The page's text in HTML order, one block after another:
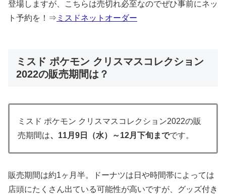
登場しますが、こちらは売切れ必至なのでぜひ事前にネッ
ト予約を！⇒ ミスドネットオーダー
ミスド ポケモン クリスマスコレクション
2022の販売期間は？
ミスド ポケモン クリスマスコレクション2022の販
売期間は、11月9日（水）～12月下旬までです。
販売期間は約1ヶ月半。ドーナツは日や時間帯によっては
店頭にたくさん出ている可能性が高いですが、グッズ付き